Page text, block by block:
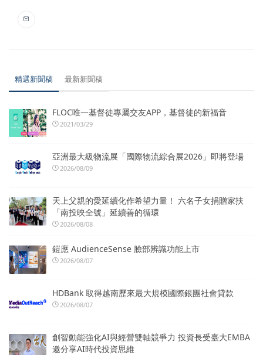
精選新聞稿 最新新聞稿
FLOC唯一基督徒專屬交友APP，基督徒的新福音
2021/03/29
亞洲最大級物流展「國際物流綜合展2026」即將登場
2026/08/09
天上父親的愛延續化作希望力量！ 六名子女捐贈家扶
「南投映全號」延續善的循環
2026/08/08
鎧應 AudienceSense 臉部辨識功能上市
2026/08/07
HDBank 取得越南歷來最大規模國際銀團社會貸款
2026/08/07
創智動能強化AI與經營雙軸競爭力 投資長受臺大EMBA
邀分享AI時代投資思維